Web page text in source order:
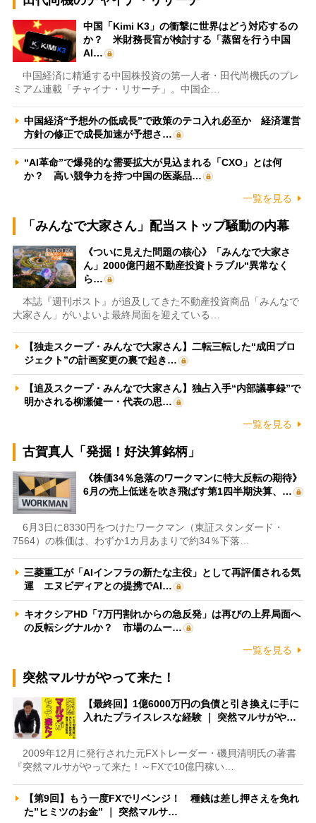
中国「Kimi K3」の衝撃に世界はどう対応するの
か？ 米財務長官が検討する「蒸留を行う中国
AI…
中国経済に精通する中国株投資の第一人者・田代尚機氏のプレ
ミアム連載「チャイナ・リサーチ」。中国企…
中国経済“予想外の低成長”で政策のテコ入れ必至か 経済運営
方針の修正で成長加速が予想さ…
“AI革命”で爆発的な需要拡大が見込まれる「CXO」とは何
か？ 高い競争力を持つ中国の医薬品…
一覧を見る
「みんなで大家さん」配当ストップ騒動の内幕
《ついに見えた問題の核心》「みんなで大家さ
ん」2000億円超不動産投資トラブル“異常なく
ら…
本誌『週刊ポスト』が追及してきた不動産投資商品「みんなで
大家さん」がいよいよ最終局面を迎えている…
【独走スクープ・みんなで大家さん】二転三転した“成田プロ
ジェクト”の計画変更の裏で起き…
【追及スクープ・みんなで大家さん】独占入手“内部議事録”で
明かされる柳瀬健一・代表の思…
一覧を見る
古賀真人「発掘！好決算銘柄」
《株価34％急落のワークマンに特大反転の期待》
6月の売上低迷を吹き飛ばす第1四半期決算、…
6月3日に8330円をつけたワークマン（東証スタンダード・
7564）の株価は、わずか1カ月あまりで約34％下落…
三菱重工が「AIインフラの新たな主役」として再評価される気
運 エヌビディアとの提携でAI…
キオクシアHD「7万円割れからの急反発」は再びの上昇局面へ
の反転シグナルか？ 市場のムー…
一覧を見る
突然マルサがやって来た！
【最終回】1億6000万円の負債と引き換えに手に
入れたプライスレスな経験 ｜ 突然マルサがや…
2009年12月に発行された元FXトレーダー・磯貝清明氏の著書
『突然マルサがやって来た！～FXで10億円稼い…
【第9回】もう一度FXでリベンジ！ 種銭は差し押さえを免れ
た”ヒミツのお金” ｜ 突然マルサ…